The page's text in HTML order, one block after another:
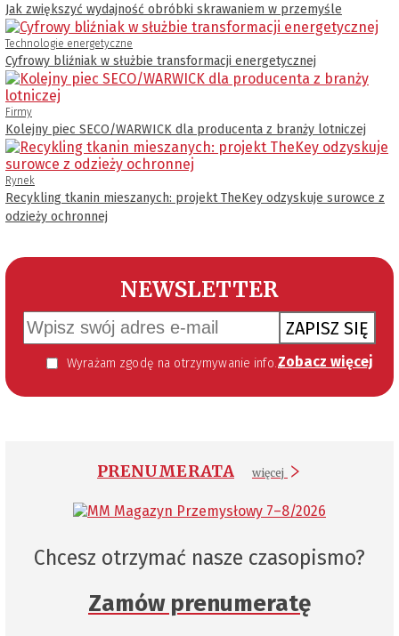
Jak zwiększyć wydajność obróbki skrawaniem w przemyśle
Technologie energetyczne
Cyfrowy bliźniak w służbie transformacji energetycznej
Firmy
Kolejny piec SECO/WARWICK dla producenta z branży lotniczej
Rynek
Recykling tkanin mieszanych: projekt TheKey odzyskuje surowce z
odzieży ochronnej
NEWSLETTER
ZAPISZ SIĘ
Wyrażam zgodę na otrzymywanie informacji handlowej kierowanej do mnie za pomocą środków komunikacji elektronicznej w szczególności poczty elektronicznej zgodnie z przepisem art. 10 ust 2 ustawy z dnia 18 lipca 2002 roku o świadczeniu usług drogą elektroniczną (Dz. U. 144 z 2002 r. poz. 1204). Zgoda jest dobrowolna, jednak jej wyrażenie jest konieczne, aby otrzymywać newsletter. Zobacz więcej
PRENUMERATA więcej
Chcesz otrzymać nasze czasopismo?
Zamów prenumeratę